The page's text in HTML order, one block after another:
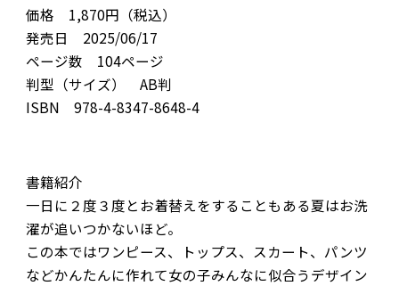
価格 1,870円（税込）
発売日 2025/06/17
ページ数 104ページ
判型（サイズ） AB判
ISBN 978-4-8347-8648-4
書籍紹介
一日に２度３度とお着替えをすることもある夏はお洗
濯が追いつかないほど。
この本ではワンピース、トップス、スカート、パンツ
などかんたんに作れて女の子みんなに似合うデザイン